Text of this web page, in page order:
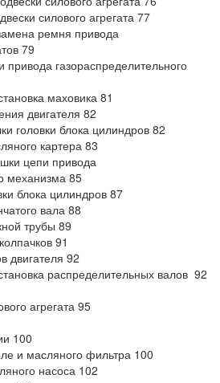
силового агрегата 77
ремня привода
79
привода газораспределительного
маховика 81
двигателя 82
головки блока цилиндров 82
картера 83
цепи привода
механизма 85
блока цилиндров 87
вала 88
трубы 89
91
двигателя 92
распределительных валов 92
агрегата 95
100
и масляного фильтра 100
насоса 102